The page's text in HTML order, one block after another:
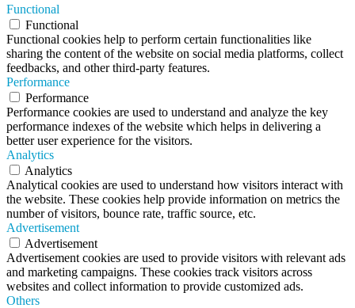
Functional
Functional
Functional cookies help to perform certain functionalities like
sharing the content of the website on social media platforms, collect
feedbacks, and other third-party features.
Performance
Performance
Performance cookies are used to understand and analyze the key
performance indexes of the website which helps in delivering a
better user experience for the visitors.
Analytics
Analytics
Analytical cookies are used to understand how visitors interact with
the website. These cookies help provide information on metrics the
number of visitors, bounce rate, traffic source, etc.
Advertisement
Advertisement
Advertisement cookies are used to provide visitors with relevant ads
and marketing campaigns. These cookies track visitors across
websites and collect information to provide customized ads.
Others